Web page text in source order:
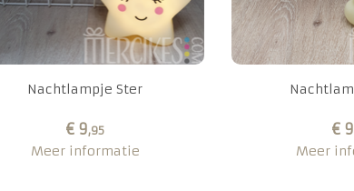
Nachtlampje Ster
€ 9,95
Meer informatie
€ 9
Meer